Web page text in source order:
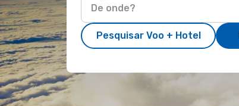
Pesquisar Voo + Hotel